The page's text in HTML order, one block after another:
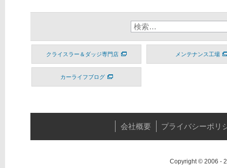
クライスラー＆ダッジ専門店 メンテナンス工場
カーライフブログ
会社概要 プライバシーポリ
Copyright © 2006 -